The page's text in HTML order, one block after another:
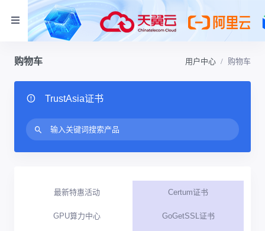
购物车 用户中心 购物车
TrustAsia证书
最新特惠活动
GPU算力中心
Certum证书
GoGetSSL证书